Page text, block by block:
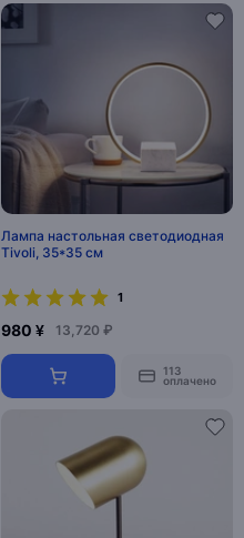
Лампа настольная светодиодная
Tivoli, 35*35 см
1
980 ¥ 13,720 ₽
113
оплачено